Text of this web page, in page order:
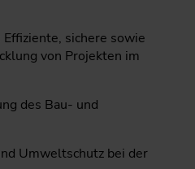
sichere sowie
von Projekten im
des Bau- und
Umweltschutz bei der